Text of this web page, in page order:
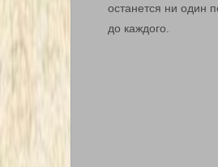
останется ни один
до каждого.